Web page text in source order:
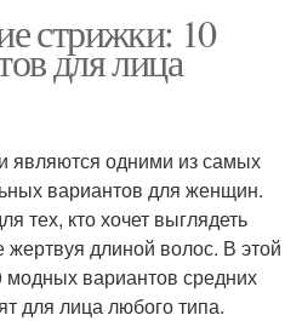
стрижки: 10
для лица
являются одними из самых
вариантов для женщин.
тех, кто хочет выглядеть
длиной волос. В этой
вариантов средних
для лица любого типа.